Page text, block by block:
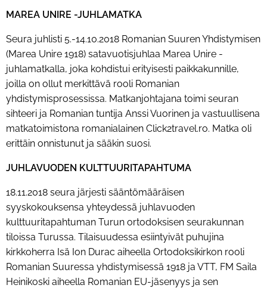
MAREA UNIRE -JUHLAMATKA
Seura juhlisti 5.-14.10.2018 Romanian Suuren Yhdistymisen
(Marea Unire 1918) satavuotisjuhlaa Marea Unire -
juhlamatkalla, joka kohdistui erityisesti paikkakunnille,
joilla on ollut merkittävä rooli Romanian
yhdistymisprosessissa. Matkanjohtajana toimi seuran
sihteeri ja Romanian tuntija Anssi Vuorinen ja vastuullisena
matkatoimistona romanialainen Click2travel.ro. Matka oli
erittäin onnistunut ja sääkin suosi.
JUHLAVUODEN KULTTUURITAPAHTUMA
18.11.2018 seura järjesti sääntömääräisen
syyskokouksensa yhteydessä juhlavuoden
kulttuuritapahtuman Turun ortodoksisen seurakunnan
tiloissa Turussa. Tilaisuudessa esiintyivät puhujina
kirkkoherra Isä Ion Durac aiheella Ortodoksikirkon rooli
Romanian Suuressa yhdistymisessä 1918 ja VTT, FM Saila
Heinikoski aiheella Romanian EU-jäsenyys ja sen